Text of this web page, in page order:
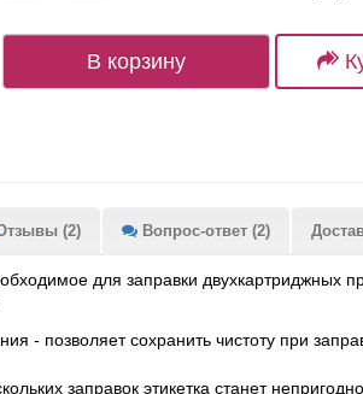
В корзину
(2) Вопрос-ответ (2)
для заправки двухкартриджных
- позволяет сохранить чистоту при
заправок этикетка станет